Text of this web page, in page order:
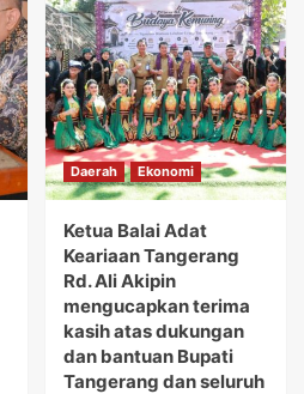
Daerah Ekonomi
Ketua Balai Adat
Keariaan Tangerang
Rd. Ali Akipin
mengucapkan terima
kasih atas dukungan
dan bantuan Bupati
Tangerang dan seluruh